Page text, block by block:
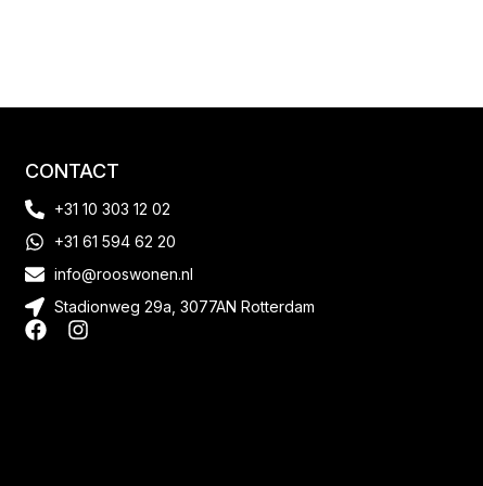
CONTACT
+31 10 303 12 02
+31 61 594 62 20
info@rooswonen.nl
Stadionweg 29a, 3077AN Rotterdam